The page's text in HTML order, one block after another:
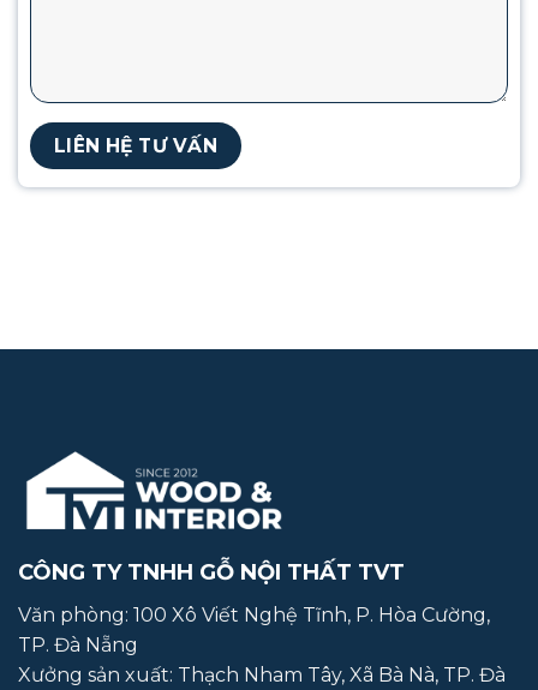
CÔNG TY TNHH GỖ NỘI THẤT TVT
Văn phòng: 100 Xô Viết Nghệ Tĩnh, P. Hòa Cường,
TP. Đà Nẵng
Xưởng sản xuất: Thạch Nham Tây, Xã Bà Nà, TP. Đà